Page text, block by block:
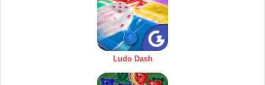
Ludo Dash